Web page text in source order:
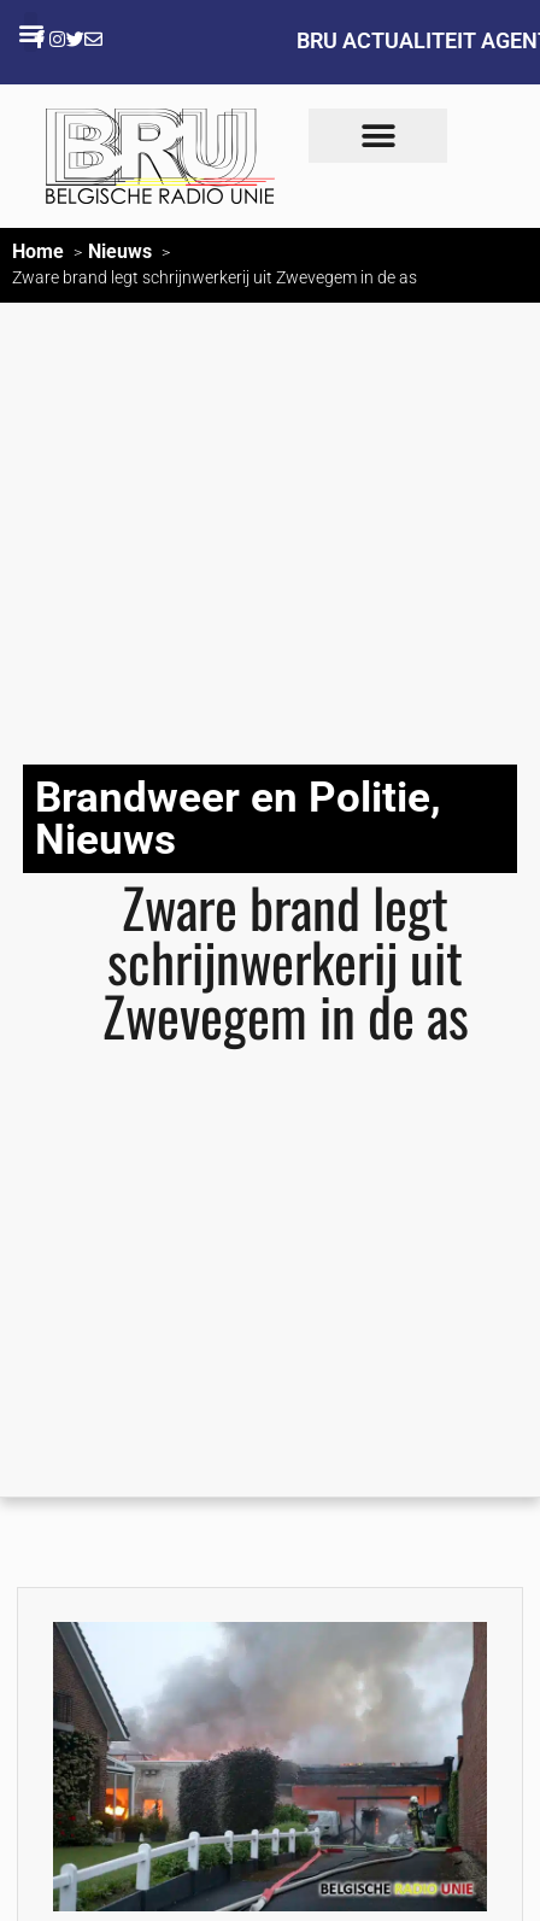
BRU ACTUALITEIT
Home Nieuws
Zware brand legt schrijnwerkerij uit Zwevegem in de as
Brandweer en Politie,
Nieuws
Zware brand legt
schrijnwerkerij uit
Zwevegem in de as